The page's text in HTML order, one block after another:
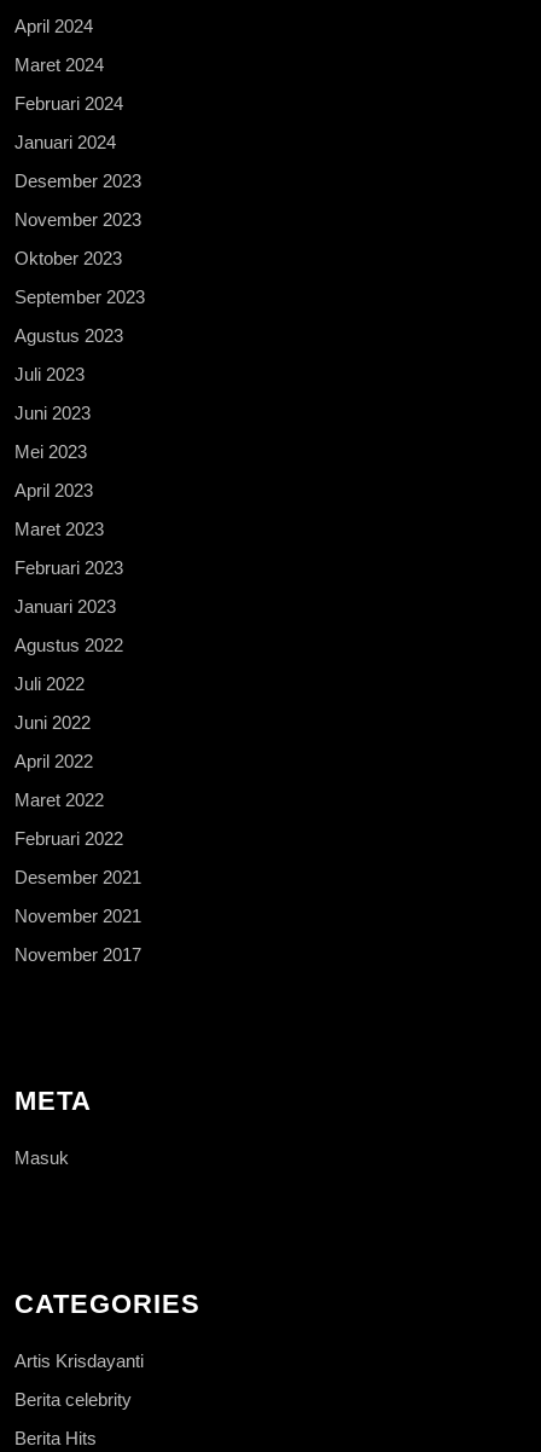
April 2024
Maret 2024
Februari 2024
Januari 2024
Desember 2023
November 2023
Oktober 2023
September 2023
Agustus 2023
Juli 2023
Juni 2023
Mei 2023
April 2023
Maret 2023
Februari 2023
Januari 2023
Agustus 2022
Juli 2022
Juni 2022
April 2022
Maret 2022
Februari 2022
Desember 2021
November 2021
November 2017
META
Masuk
CATEGORIES
Artis Krisdayanti
Berita celebrity
Berita Hits